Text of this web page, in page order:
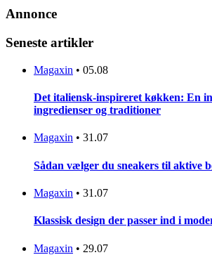
Annonce
Seneste artikler
Magaxin • 05.08
Det italiensk-inspireret køkken: En
ingredienser og traditioner
Magaxin • 31.07
Sådan vælger du sneakers til aktive
Magaxin • 31.07
Klassisk design der passer ind i
Magaxin • 29.07